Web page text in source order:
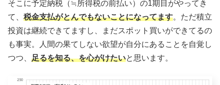
そこに予定納税（≒所得税の前払い）の1期目がやってき
て、 税金支払がとんでもないことになってます。ただ積立
投資は継続できてますし、まだスポット買いができてるの
も事実。人間の果てしない欲望が自分にあることを自覚し
つつ、 足るを知る、を心がけたいと思います。